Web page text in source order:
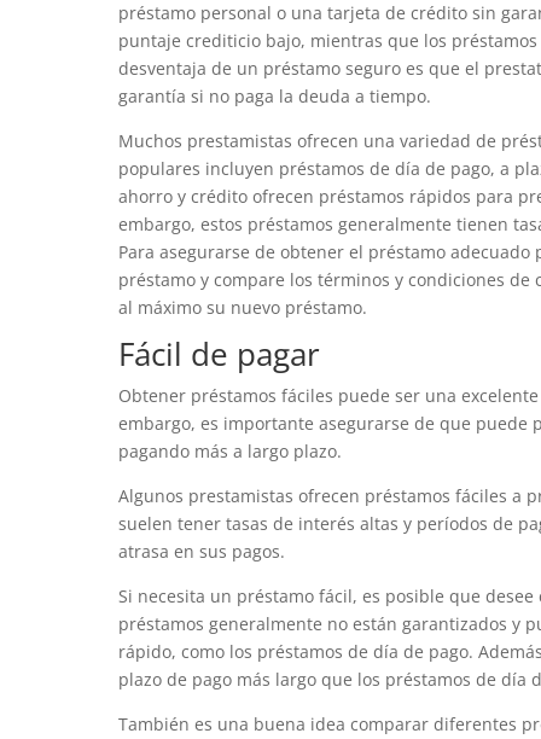
préstamo personal o una tarjeta de crédito sin
puntaje crediticio bajo, mientras que los
desventaja de un préstamo seguro es que el
garantía si no paga la deuda a tiempo.
Muchos prestamistas ofrecen una variedad de
populares incluyen préstamos de día de pago, a
ahorro y crédito ofrecen préstamos rápidos para
embargo, estos préstamos generalmente tienen
Para asegurarse de obtener el préstamo
préstamo y compare los términos y condiciones
al máximo su nuevo préstamo.
Fácil de pagar
Obtener préstamos fáciles puede ser una
embargo, es importante asegurarse de que
pagando más a largo plazo.
Algunos prestamistas ofrecen préstamos fáciles a
suelen tener tasas de interés altas y períodos de
atrasa en sus pagos.
Si necesita un préstamo fácil, es posible que
préstamos generalmente no están garantizados y
rápido, como los préstamos de día de pago.
plazo de pago más largo que los préstamos de día
También es una buena idea comparar diferentes